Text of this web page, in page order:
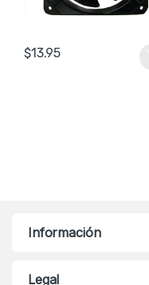
$13.95
Información
Legal